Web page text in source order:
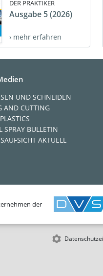
DER PRAKTIKER
Ausgabe 5 (2026)
› mehr erfahren
UND SCHNEIDEN
AND CUTTING
SPRAY BULLETIN
AKTUELL
der